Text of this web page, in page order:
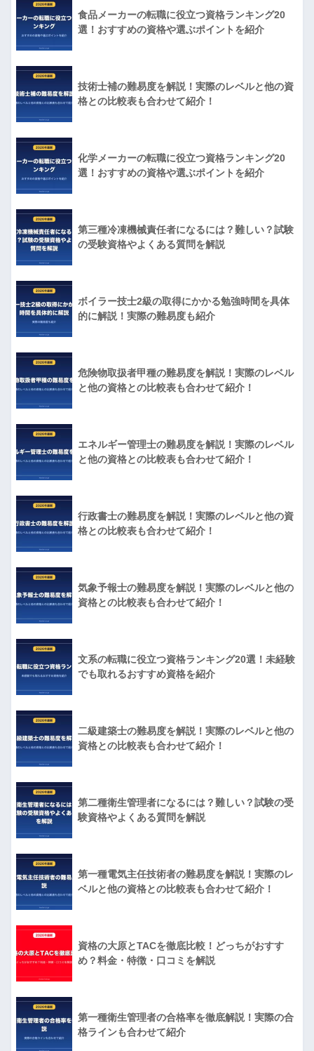
食品メーカーの転職に役立つ資格ランキング20
選！おすすめの資格や選ぶポイントを紹介
技術士補の難易度を解説！実際のレベルと他の資
格との比較表も合わせて紹介！
化学メーカーの転職に役立つ資格ランキング20
選！おすすめの資格や選ぶポイントを紹介
第三種冷凍機械責任者になるには？難しい？試験
の受験資格やよくある質問を解説
ボイラー技士2級の取得にかかる勉強時間を具体
的に解説！実際の難易度も紹介
危険物取扱者甲種の難易度を解説！実際のレベル
と他の資格との比較表も合わせて紹介！
エネルギー管理士の難易度を解説！実際のレベル
と他の資格との比較表も合わせて紹介！
行政書士の難易度を解説！実際のレベルと他の資
格との比較表も合わせて紹介！
気象予報士の難易度を解説！実際のレベルと他の
資格との比較表も合わせて紹介！
文系の転職に役立つ資格ランキング20選！未経験
でも取れるおすすめ資格を紹介
二級建築士の難易度を解説！実際のレベルと他の
資格との比較表も合わせて紹介！
第二種衛生管理者になるには？難しい？試験の受
験資格やよくある質問を解説
第一種電気主任技術者の難易度を解説！実際のレ
ベルと他の資格との比較表も合わせて紹介！
資格の大原とTACを徹底比較！どっちがおすす
め？料金・特徴・口コミを解説
第一種衛生管理者の合格率を徹底解説！実際の合
格ラインも合わせて紹介